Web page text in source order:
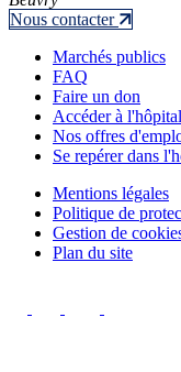
Nous contacter
Marchés publics
FAQ
Faire un don
Accéder à l'hôpital
Nos offres
Se repérer dans
Mentions légales
Politique de
Gestion de
Plan du site